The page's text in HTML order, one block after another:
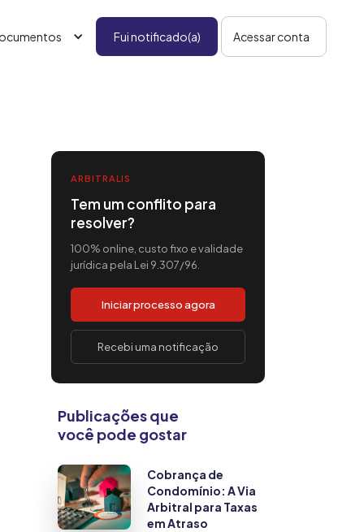
Fui notificado(a) Acessar conta
ARBITRALIS
Tem um conflito para
resolver?
100% online, custo fixo e validade
jurídica pela Lei 9.307/96.
Iniciar processo agora
Recebi uma notificação
Publicações que
você pode gostar
Cobrança de
Condomínio: A Via
Arbitral para Taxas
em Atraso